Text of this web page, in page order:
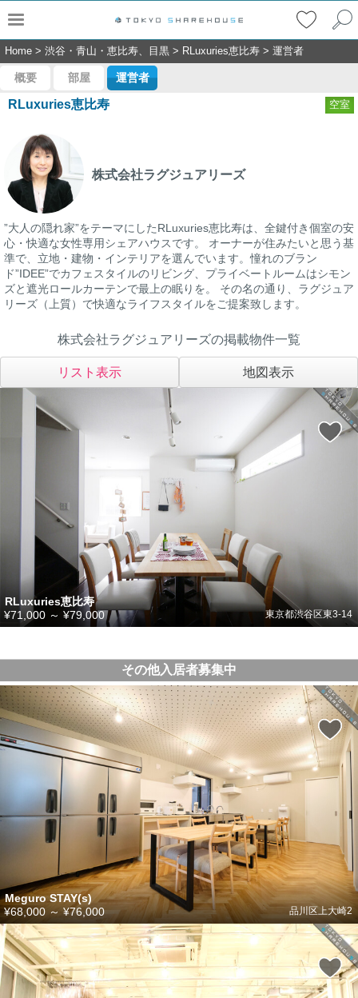
Home > 渋谷・青山・恵比寿、目黒 > RLuxuries恵比寿 > 運営者
概要 部屋 運営者
RLuxuries恵比寿 空室
株式会社ラグジュアリーズ
”大人の隠れ家”をテーマにしたRLuxuries恵比寿は、全鍵付き個室の安
心・快適な女性専用シェアハウスです。 オーナーが住みたいと思う基
準で、立地・建物・インテリアを選んでいます。憧れのブラン
ド”IDEE”でカフェスタイルのリビング、プライベートルームはシモン
ズと遮光ロールカーテンで最上の眠りを。 その名の通り、ラグジュア
リーズ（上質）で快適なライフスタイルをご提案致します。
株式会社ラグジュアリーズの掲載物件一覧
リスト表示 地図表示
RLuxuries恵比寿
東京都渋谷区東3-14
¥71,000 ～ ¥79,000
その他入居者募集中
Meguro STAY(s)
品川区上大崎2
¥68,000 ～¥76,000